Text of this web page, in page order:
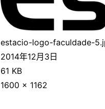
estacio-logo-faculdade-
2014年12月3日
61 KB
1600 × 1162